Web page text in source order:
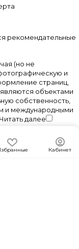
рекомендательные
(но не
и
страниц,
объектами
собственность,
и международными
Читать далее
Кабинет